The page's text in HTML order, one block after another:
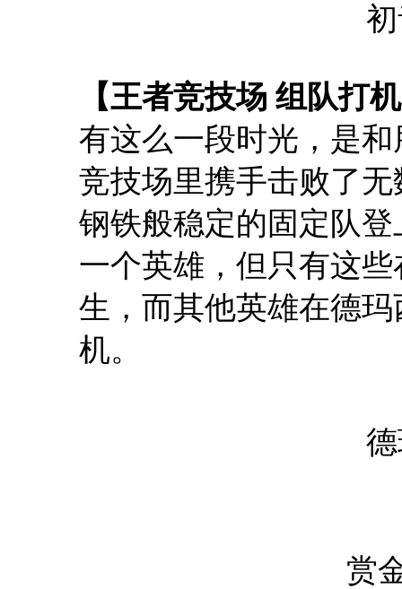
【王者竞技场 组队打
有这么一段时光，是
竞技场里携手击败了
钢铁般稳定的固定队
一个英雄，但只有这
生，而其他英雄在德
机。
赏